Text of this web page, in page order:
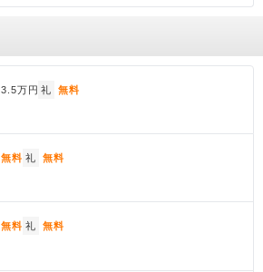
3.5万円 礼 無料
無料 礼 無料
無料 礼 無料